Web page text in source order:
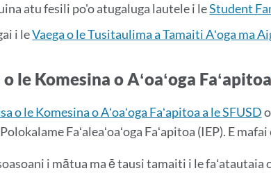
atu fesili po'o atugaluga lautele i leStudent
i leVaega o le Tusitaulima a Tamaiti Aʻoga ma
le Komesina o Aʻoaʻoga Faʻapitoa
o le Komesina o Aʻoaʻoga Faʻapitoa a le SFUSD
Faʻaleaʻoaʻoga Faʻapitoa (IEP). E
i mātua ma ē tausi tamaiti i le faʻatautaia